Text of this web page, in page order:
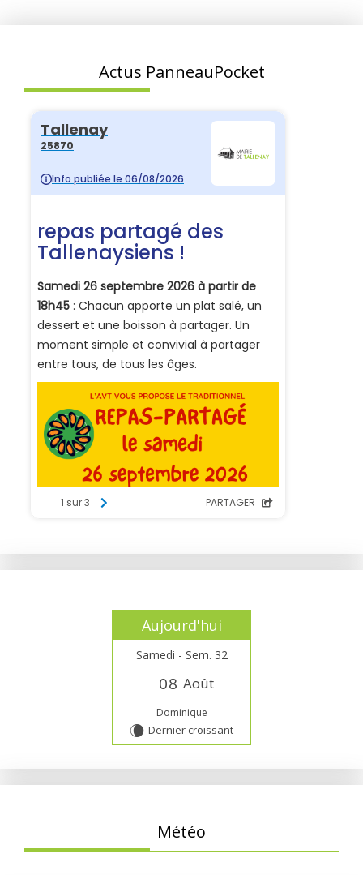
Actus PanneauPocket
Aujourd'hui
Samedi - Sem. 32
08 Août
Dominique
W Dernier croissant
Météo